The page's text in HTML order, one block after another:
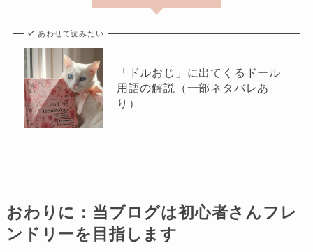
あわせて読みたい
「ドルおじ」に出てくるドール
用語の解説（一部ネタバレあ
り）
おわりに：当ブログは初心者さんフレ
ンドリーを目指します